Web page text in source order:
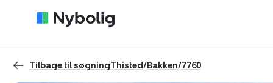
Tilbage til søgningThisted/Bakken/7760